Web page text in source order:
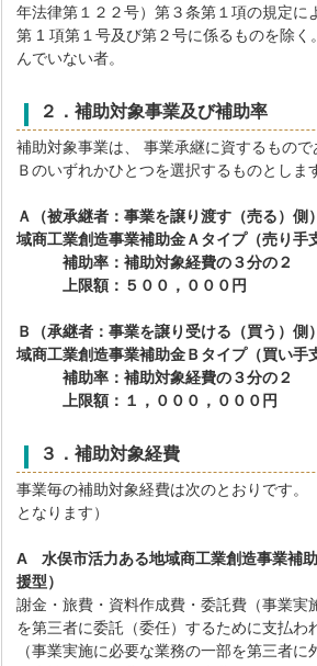
年法律第１２２号）第３条第１項の規定に
第 1 項第１号及び第２号に係るものを除く
んでいない者。
２．補助対象事業及び補助率
補助対象事業は、 事業承継に資するもの
Ｂのいずれかひとつを選択するものとしま
Ａ（被承継者：事業を譲り渡す（売る）
域商工業創造事業補助金Ａタイプ（売り手
補助率：補助対象経費の３分の２
上限額：５００，０００円
Ｂ（承継者：事業を譲り受ける（買う）
域商工業創造事業補助金Ｂタイプ（買い手
補助率：補助対象経費の３分の２
上限額：１，０００，０００円
３．補助対象経費
事業毎の補助対象経費は次のとおりです。
となります）
A 水俣市活力ある地域商工業創造事業補
援型）
謝金・旅費・資料作成費・委託費（事業実
を第三者に委託（委任）するために支払わ
（事業実施に必要な業務の一部を第三者に